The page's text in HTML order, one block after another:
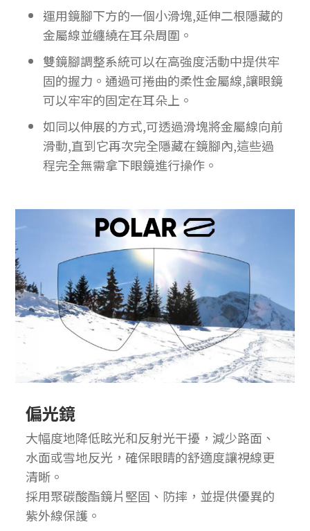
運用鏡腳下方的一個小滑塊,延伸二根隱藏的
金屬線並纏繞在耳朵周圍。
雙鏡腳調整系統可以在高強度活動中提供牢
固的握力。通過可捲曲的柔性金屬線,讓眼鏡
可以牢牢的固定在耳朵上。
如同以伸展的方式,可透過滑塊將金屬線向前
滑動,直到它再次完全隱藏在鏡腳內,這些過
程完全無需拿下眼鏡進行操作。
偏光鏡
大幅度地降低眩光和反射光干擾，減少路面、
水面或雪地反光，確保眼睛的舒適度讓視線更
清晰。
採用聚碳酸酯鏡片堅固、防摔，並提供優異的
紫外線保護。